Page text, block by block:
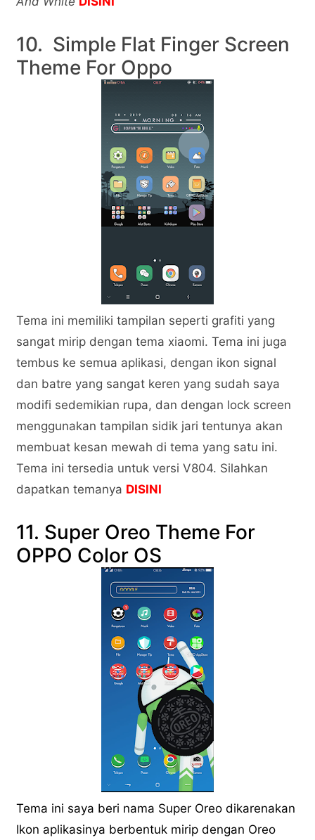
10. Simple Flat Finger Screen
Theme For Oppo
Tema ini memiliki tampilan seperti grafiti yang
sangat mirip dengan tema xiaomi. Tema ini juga
tembus ke semua aplikasi, dengan ikon signal
dan batre yang sangat keren yang sudah saya
modifi sedemikian rupa, dan dengan lock screen
menggunakan tampilan sidik jari tentunya akan
membuat kesan mewah di tema yang satu ini.
Tema ini tersedia untuk versi V804. Silahkan
dapatkan temanya DISINI
11. Super Oreo Theme For
OPPO Color OS
Tema ini saya beri nama Super Oreo dikarenakan
Ikon aplikasinya berbentuk mirip dengan Oreo